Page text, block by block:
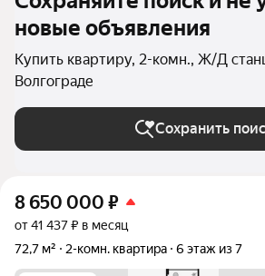
новые объявления
Купить квартиру, 2-комн., Ж/Д
Волгограде
Сохранить
8 650 000 ₽
от 41 437 ₽ в месяц
72,7 м²
2-комн. квартира 6 этаж из 7